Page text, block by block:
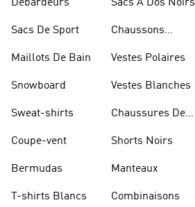
Débardeurs
Sacs De Sport
Maillots De Bain
Snowboard
Sweat-shirts
Coupe-vent
Bermudas
T-shirts Blancs
Sacs À Dos Noirs
Chaussons
Vestes Polaires
Vestes Blanches
Chaussures De
Shorts Noirs
Manteaux
Combinaisons